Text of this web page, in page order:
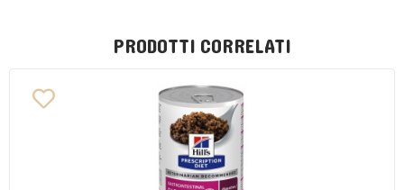
PRODOTTI CORRELATI